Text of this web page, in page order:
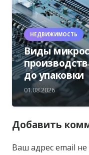
НЕДВИЖИМОСТЬ
Виды
до упаковки
01.08.2026
Добавить
Ваш адрес email